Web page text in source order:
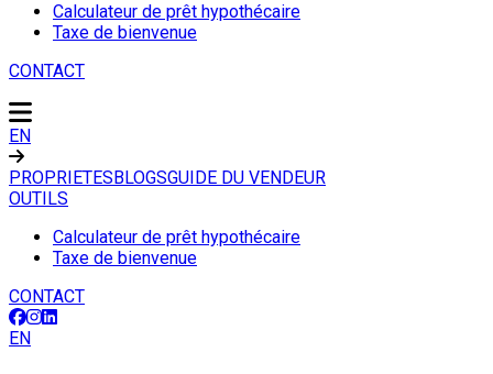
Calculateur de prêt hypothécaire
Taxe de bienvenue
CONTACT
EN
PROPRIETESBLOGSGUIDE DU VENDEUR
OUTILS
Calculateur de prêt hypothécaire
Taxe de bienvenue
CONTACT
EN